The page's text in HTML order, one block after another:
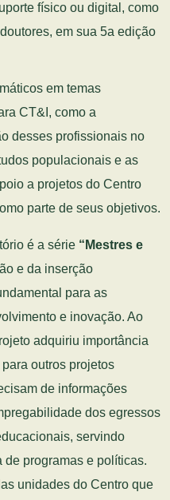
físico ou digital, como
em sua 5a edição
em temas
CT&I, como a
desses profissionais no
populacionais e as
a projetos do Centro
parte de seus objetivos.
é a série “Mestres e
e da inserção
para as
e inovação. Ao
adquiriu importância
outros projetos
de informações
dos egressos
servindo
programas e políticas.
unidades do Centro que